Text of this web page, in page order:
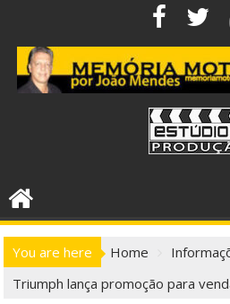
content
You are here Home
Triumph lança promoção para